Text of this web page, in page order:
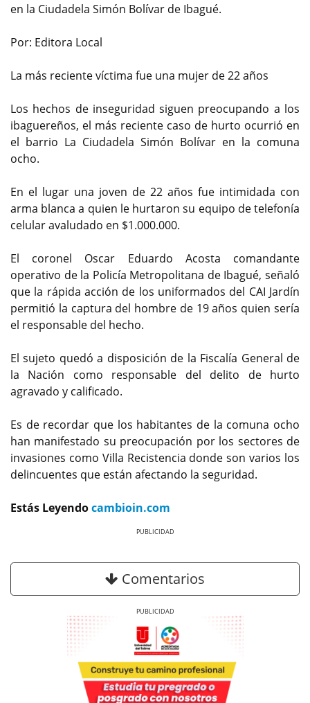
en la Ciudadela Simón Bolívar de Ibagué.
Por: Editora Local
La más reciente víctima fue una mujer de 22 años
Los hechos de inseguridad siguen preocupando a los
ibaguereños, el más reciente caso de hurto ocurrió en
el barrio La Ciudadela Simón Bolívar en la comuna
ocho.
En el lugar una joven de 22 años fue intimidada con
arma blanca a quien le hurtaron su equipo de telefonía
celular avaludado en $1.000.000.
El coronel Oscar Eduardo Acosta comandante
operativo de la Policía Metropolitana de Ibagué, señaló
que la rápida acción de los uniformados del CAI Jardín
permitió la captura del hombre de 19 años quien sería
el responsable del hecho.
El sujeto quedó a disposición de la Fiscalía General de
la Nación como responsable del delito de hurto
agravado y calificado.
Es de recordar que los habitantes de la comuna ocho
han manifestado su preocupación por los sectores de
invasiones como Villa Recistencia donde son varios los
delincuentes que están afectando la seguridad.
Estás Leyendocambioin.com
Comentarios